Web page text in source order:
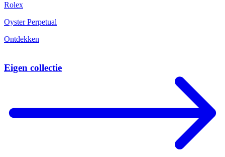
Rolex
Oyster Perpetual
Ontdekken
Eigen collectie